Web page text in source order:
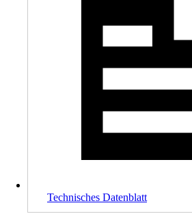
Technisches Datenblatt